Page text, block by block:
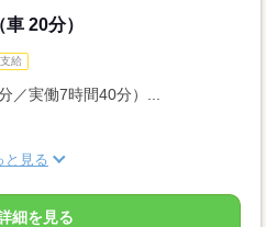
20分）
給
／実働7時間40分）...
と見る
細を見る